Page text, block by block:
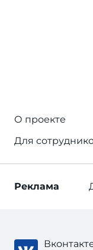
О проекте
Для
Реклама